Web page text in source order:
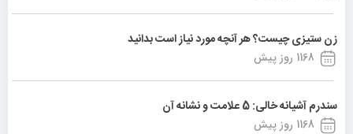
زن ستیزی چیست؟ هر آنچه مورد نیاز است بدانید
1168 روز پیش
سندرم آشیانه خالی: 5 علامت و نشانه آن
1168 روز پیش